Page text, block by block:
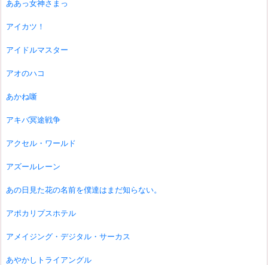
ああっ女神さまっ
アイカツ！
アイドルマスター
アオのハコ
あかね噺
アキバ冥途戦争
アクセル・ワールド
アズールレーン
あの日見た花の名前を僕達はまだ知らない。
アポカリプスホテル
アメイジング・デジタル・サーカス
あやかしトライアングル